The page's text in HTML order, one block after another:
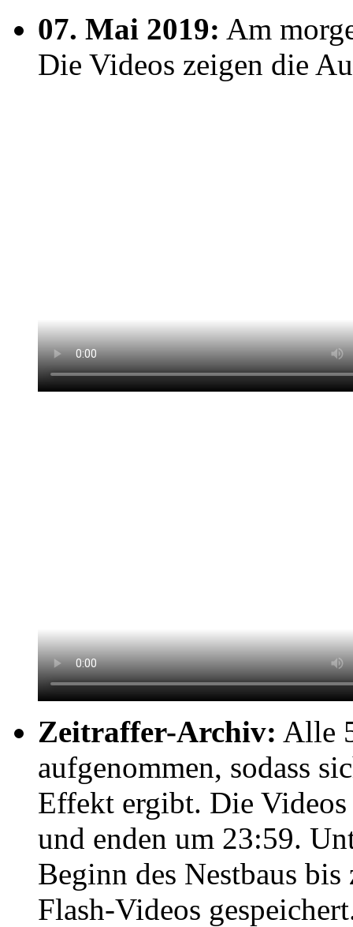
07. Mai 2019: Am
Die Videos zeigen die
Zeitraffer-Archiv: Alle
aufgenommen, sodass
Effekt ergibt. Die
und enden um 23:59.
Beginn des Nestbaus
Flash-Videos